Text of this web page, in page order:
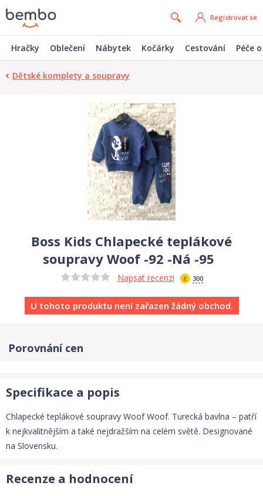
Registrovat se
Hračky Oblečení Nábytek Kočárky Cestování Péče
Dětské komplety a soupravy
Boss Kids Chlapecké teplákové
soupravy Woof -92 -Ná -95
Napsat recenzi 300
U tohoto produktu není zařazen žádný obchod.
Porovnání cen
Specifikace a popis
Chlapecké teplákové soupravy Woof Woof. Turecká bavlna – patří
k nejkvalitnějším a také nejdražším na celém světě. Designované
na Slovensku.
Recenze a hodnocení